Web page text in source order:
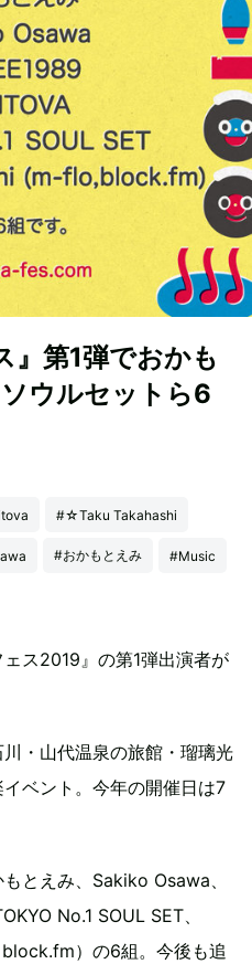
』第1弾でおかも
ウルセットら6
#☆Taku Takahashi
#おかもとえみ #Music
ス2019』の第1弾出演者が
川・山代温泉の旅館・瑠璃光
ベント。今年の開催日は7
とえみ、Sakiko Osawa、
No.1 SOUL SET、
）の6組。今後も追